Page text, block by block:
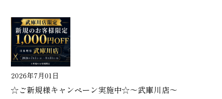
2026年7月01日
☆ご新規様キャンペーン実施中☆～武庫川店～